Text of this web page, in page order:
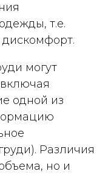
т.е.
могут
одной из
Различия
но и